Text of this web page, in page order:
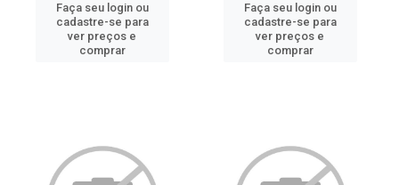
Faça seu login ou
cadastre-se para
ver preços e
comprar
Faça seu login ou
cadastre-se para
ver preços e
comprar